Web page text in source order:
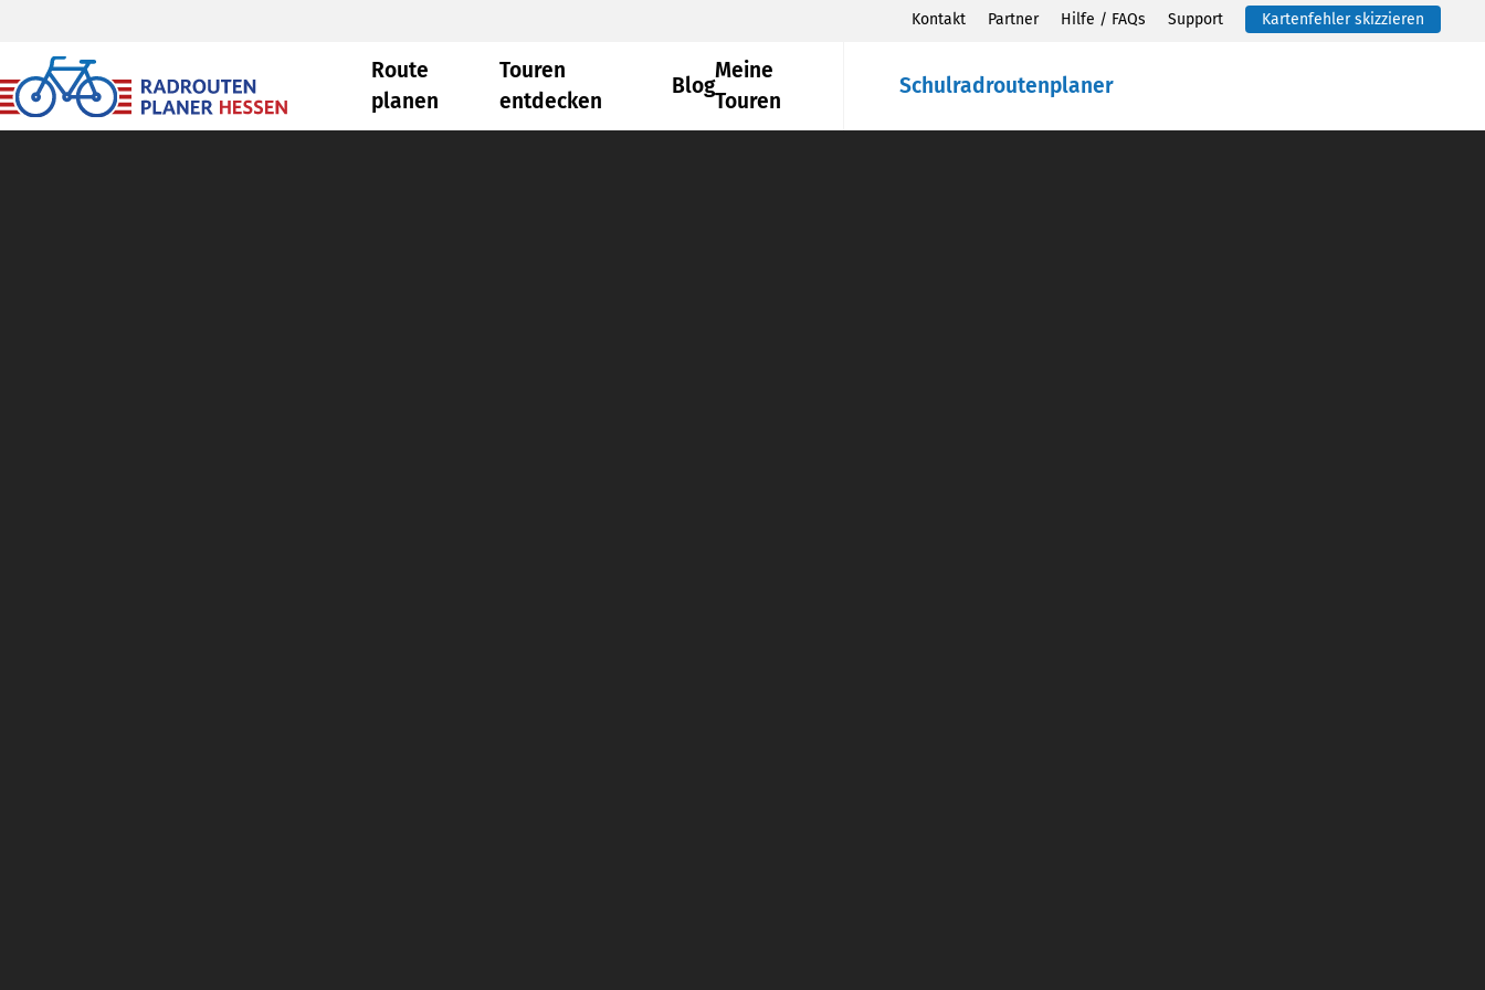
Kontakt Partner Hilfe / FAQs Support Kartenfehler skizzieren
Route
planen
Touren
entdecken
Blog
Meine
Touren
Schulradroutenplaner